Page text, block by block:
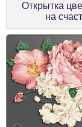
Открытка
на